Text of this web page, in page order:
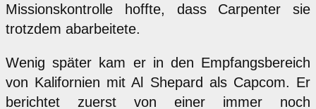
Missionskontrolle hoffte, dass Carpenter sie
trotzdem abarbeitete.
Wenig später kam er in den Empfangsbereich
von Kalifornien mit Al Shepard als Capcom. Er
berichtet zuerst von einer immer noch